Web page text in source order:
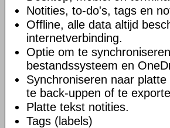
Notities, to-do's, tags en
Offline, alle data altijd
internetverbinding.
Optie om te
bestandssysteem en
Synchroniseren naar
te back-uppen of te
Platte tekst notities.
Tags (labels)